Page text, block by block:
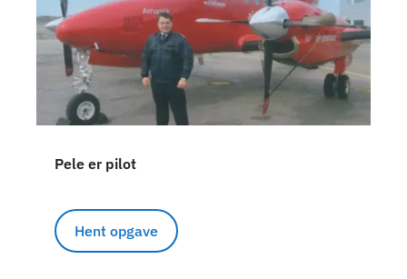
Pele er pilot
Hent opgave